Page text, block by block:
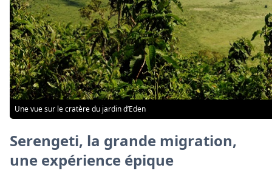
Une vue sur le cratère du jardin d’Eden
Serengeti, la grande migration,
une expérience épique